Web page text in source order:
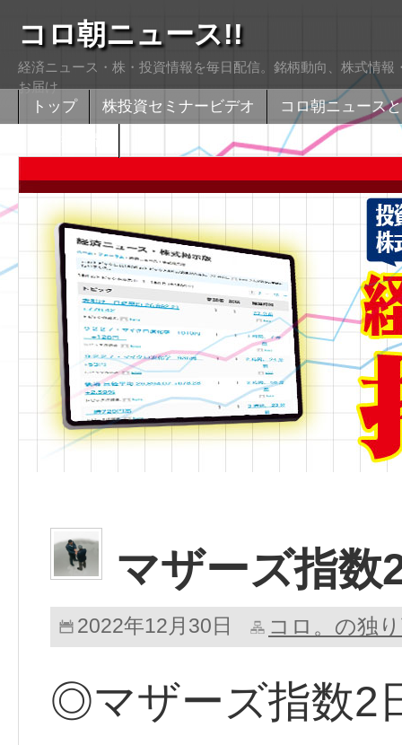
コロ朝ニュース!!
経済ニュース・株・投資情報を毎日配信。銘柄動向、株式情
お届け
トップ 株投資セミナービデオ
コロ朝ニュース
マザーズ指数
2022年12月30日 コロ。の独
◎マザーズ指数2